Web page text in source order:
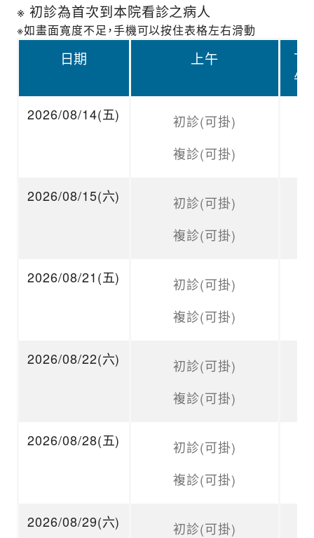
※ 初診為首次到本院看診之病人
※如畫面寬度不足，手機可以按住表格左右滑動
日期 上午
下
午
2026/08/14(五)
初診(可掛)
複診(可掛)
2026/08/15(六)
初診(可掛)
複診(可掛)
2026/08/21(五)
初診(可掛)
複診(可掛)
2026/08/22(六)
初診(可掛)
複診(可掛)
2026/08/28(五)
初診(可掛)
複診(可掛)
2026/08/29(六)
初診(可掛)